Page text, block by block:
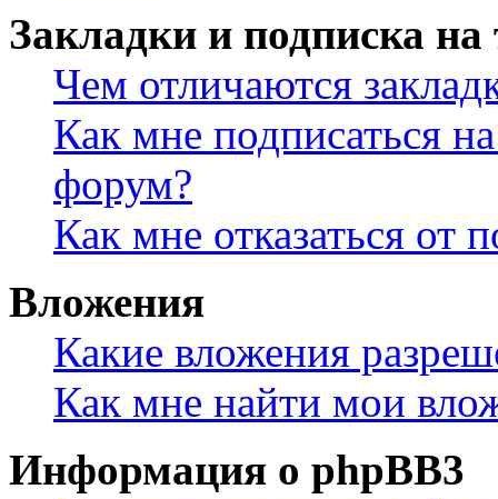
Закладки и подписка
Чем отличаются
Как мне подписаться
форум?
Как мне отказаться от
Вложения
Какие вложения
Как мне найти мои
Информация о phpBB3